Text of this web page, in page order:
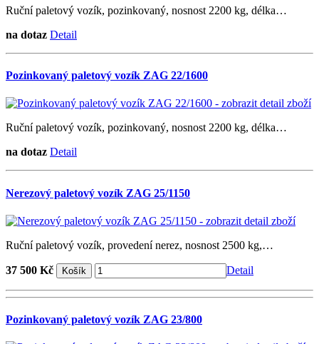
Ruční paletový vozík, pozinkovaný, nosnost 2200 kg, délka…
na dotaz Detail
Pozinkovaný paletový vozík ZAG 22/1600
Ruční paletový vozík, pozinkovaný, nosnost 2200 kg, délka…
na dotaz Detail
Nerezový paletový vozík ZAG 25/1150
Ruční paletový vozík, provedení nerez, nosnost 2500 kg,…
37 500 Kč Detail
Pozinkovaný paletový vozík ZAG 23/800